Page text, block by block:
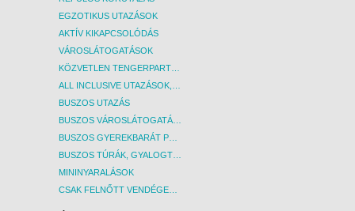
EGZOTIKUS UTAZÁSOK
AKTÍV KIKAPCSOLÓDÁS
VÁROSLÁTOGATÁSOK
BUSZOS UTAZÁS
MININYARALÁSOK